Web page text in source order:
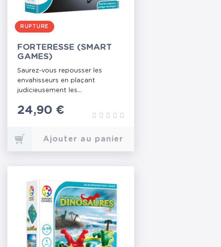
RUPTURE
FORTERESSE (SMART
GAMES)
Saurez-vous repousser les
envahisseurs en plaçant
judicieusement les...
Prix
24,90 €
Ajouter au panier